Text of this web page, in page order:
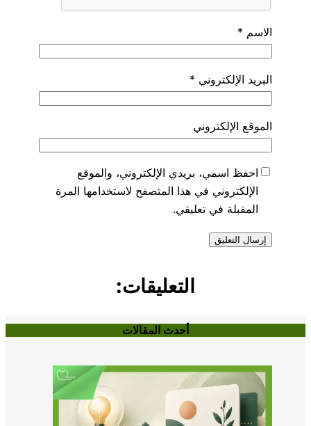
الاسم *
البريد الإلكتروني *
الموقع الإلكتروني
احفظ اسمي، بريدي الإلكتروني، والموقع
الإلكتروني في هذا المتصفح لاستخدامها المرة
المقبلة في تعليقي.
التعليقات:
أحدث المقالات